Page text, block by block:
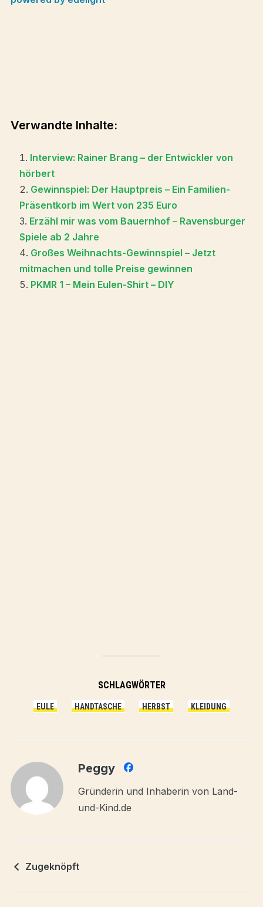
Verwandte Inhalte:
Interview: Rainer Brang – der Entwickler von
hörbert
Gewinnspiel: Der Hauptpreis – Ein Familien-
Präsentkorb im Wert von 235 Euro
Erzähl mir was vom Bauernhof – Ravensburger
Spiele ab 2 Jahre
Großes Weihnachts-Gewinnspiel – Jetzt
mitmachen und tolle Preise gewinnen
PKMR 1 – Mein Eulen-Shirt – DIY
SCHLAGWÖRTER
EULE HANDTASCHE HERBST KLEIDUNG
Peggy
Gründerin und Inhaberin von Land-
und-Kind.de
Zugeknöpft